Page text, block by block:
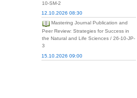
10-SM-2
12.10.2026 08:30
Mastering Journal Publication and
Peer Review: Strategies for Success in
the Natural and Life Sciences / 26-10-JP-
3
15.10.2026 09:00